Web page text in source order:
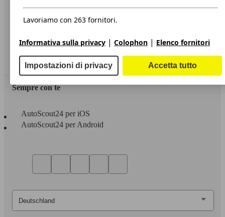
Privacy
Dichiarazione di Accessibilità
Servizi
Area rivenditori
Sempre con te
AutoScout24 per iOS
AutoScout24 per Android
Lavoriamo con 263 fornitori.
Informativa sulla privacy | Colophon | Elenco fornitori
Impostazioni di privacy Accetta tutto